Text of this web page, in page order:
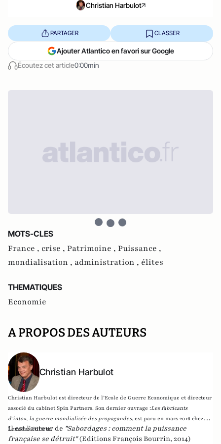
Christian Harbulot
Écoutez cet article0:00min
PARTAGER CLASSER
Ajouter Atlantico en favori sur Google
MOTS-CLES
France , crise , Patrimoine , Puissance ,
mondialisation , administration , élites
THEMATIQUES
Economie
A PROPOS DES AUTEURS
Christian Harbulot
Christian Harbulot est directeur de l’Ecole de Guerre Economique et directeur
associé du cabinet Spin Partners. Son dernier ouvrage :Les fabricants
d’intox, la guerre mondialisée des propagandes, est paru en mars 2016 chez
Lemieux éditeur.
Il est l'auteur de "Sabordages : comment la puissance
française se détruit" (Editions François Bourrin, 2014)